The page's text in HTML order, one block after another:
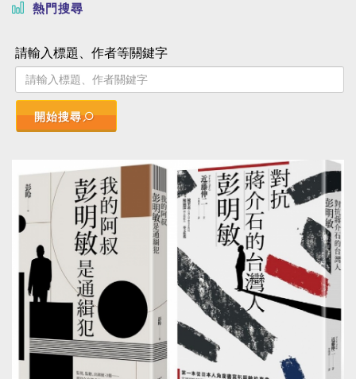
熱門搜尋
請輸入標題、作者等關鍵字
開始搜尋